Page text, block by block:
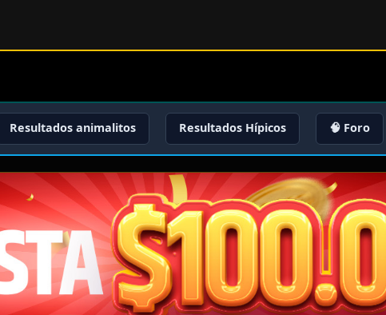
Resultados animalitos Resultados Hípicos 🧠 Foro